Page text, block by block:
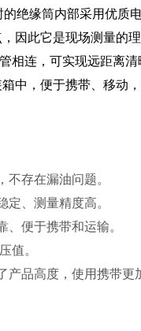
绝缘筒内部采用优质
因此它是现场测量的理
相连，可实现远距离
中，便于携带、移动
存在漏油问题。
、测量精度高。
便于携带和运输。
值。
品高度，使用携带更